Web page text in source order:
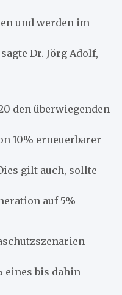
und werden im
Dr. Jörg Adolf,
den überwiegenden
10% erneuerbarer
gilt auch, sollte
auf 5%
eines bis dahin